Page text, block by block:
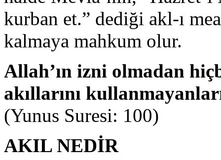
kurban et.” dediği akl-ı
kalmaya mahkum olur.
Allah’ın izni olmadan
akıllarını
(Yunus Suresi: 100)
AKIL NEDİR